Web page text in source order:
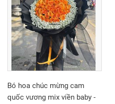
Bó hoa chúc mừng cam
quốc vương mix viền baby -